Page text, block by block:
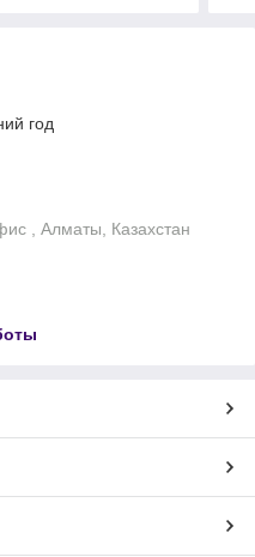
год
, Алматы, Казахстан